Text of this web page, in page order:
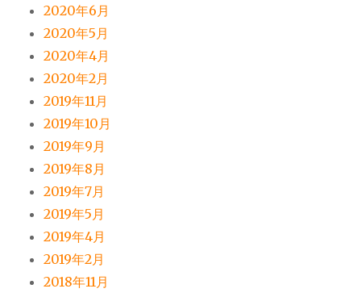
2020年6月
2020年5月
2020年4月
2020年2月
2019年11月
2019年10月
2019年9月
2019年8月
2019年7月
2019年5月
2019年4月
2019年2月
2018年11月